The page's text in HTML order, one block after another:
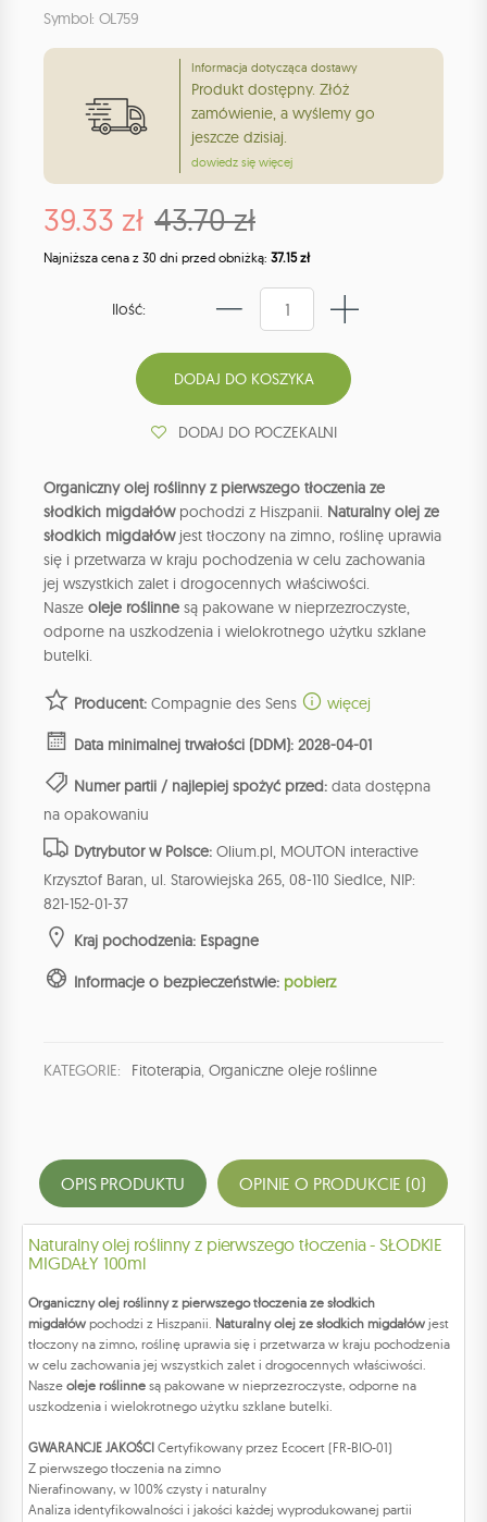
Symbol: OL759
Informacja dotycząca dostawy
Produkt dostępny. Złóż
zamówienie, a wyślemy go
jeszcze dzisiaj.
dowiedz się więcej
39.33 zł 43.70 zł
Najniższa cena z 30 dni przed obniżką: 37.15 zł
Ilość:
DODAJ DO POCZEKALNI
Organiczny olej roślinny z pierwszego tłoczenia ze
słodkich migdałówpochodzi z Hiszpanii. Naturalny olej ze
słodkich migdałówjest tłoczony na zimno, roślinę uprawia
się i przetwarza w kraju pochodzenia w celu zachowania
jej wszystkich zalet i drogocennych właściwości.
Nasze oleje roślinne są pakowane w nieprzezroczyste,
odporne na uszkodzenia i wielokrotnego użytku szklane
butelki.
Producent: Compagnie des Sens więcej
Data minimalnej trwałości (DDM): 2028-04-01
Numer partii / najlepiej spożyć przed: data dostępna
na opakowaniu
Dytrybutor w Polsce: Olium.pl, MOUTON interactive
Krzysztof Baran, ul. Starowiejska 265, 08-110 Siedlce, NIP:
821-152-01-37
Kraj pochodzenia: Espagne
Informacje o bezpieczeństwie: pobierz
KATEGORIE: Fitoterapia, Organiczne oleje roślinne
OPIS PRODUKTU OPINIE O PRODUKCIE (0)
Naturalny olej roślinny z pierwszego tłoczenia - SŁODKIE
MIGDAŁY 100ml
Organiczny olej roślinny z pierwszego tłoczenia ze słodkich
migdałów pochodzi z Hiszpanii. Naturalny olej ze słodkich migdałów jest
tłoczony na zimno, roślinę uprawia się i przetwarza w kraju pochodzenia
w celu zachowania jej wszystkich zalet i drogocennych właściwości.
Nasze oleje roślinne są pakowane w nieprzezroczyste, odporne na
uszkodzenia i wielokrotnego użytku szklane butelki.
GWARANCJE JAKOŚCI Certyfikowany przez Ecocert (FR-BIO-01)
Z pierwszego tłoczenia na zimno
Nierafinowany, w 100% czysty i naturalny
Analiza identyfikowalności i jakości każdej wyprodukowanej partii